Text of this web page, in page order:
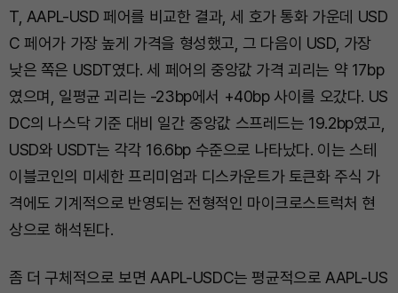
T, AAPL-USD 페어를 비교한 결과, 세 호가 통화 가운데 USD
C 페어가 가장 높게 가격을 형성했고, 그 다음이 USD, 가장
낮은 쪽은 USDT였다. 세 페어의 중앙값 가격 괴리는 약 17bp
였으며, 일평균 괴리는 -23bp에서 +40bp 사이를 오갔다. US
DC의 나스닥 기준 대비 일간 중앙값 스프레드는 19.2bp였고,
USD와 USDT는 각각 16.6bp 수준으로 나타났다. 이는 스테
이블코인의 미세한 프리미엄과 디스카운트가 토큰화 주식 가
격에도 기계적으로 반영되는 전형적인 마이크로스트럭처 현
상으로 해석된다.
좀 더 구체적으로 보면 AAPL-USDC는 평균적으로 AAPL-US